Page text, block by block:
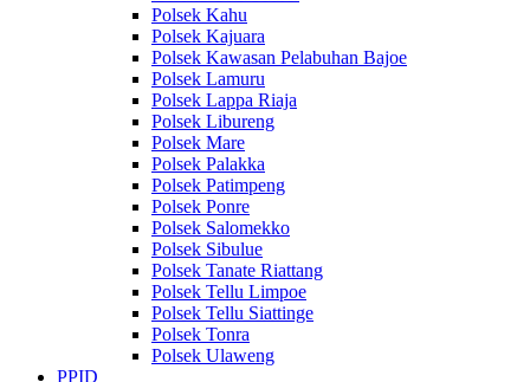
Polsek Kahu
Polsek Kajuara
Polsek Kawasan Pelabuhan Bajoe
Polsek Lamuru
Polsek Lappa Riaja
Polsek Libureng
Polsek Mare
Polsek Palakka
Polsek Patimpeng
Polsek Ponre
Polsek Salomekko
Polsek Sibulue
Polsek Tanate Riattang
Polsek Tellu Limpoe
Polsek Tellu Siattinge
Polsek Tonra
Polsek Ulaweng
PPID